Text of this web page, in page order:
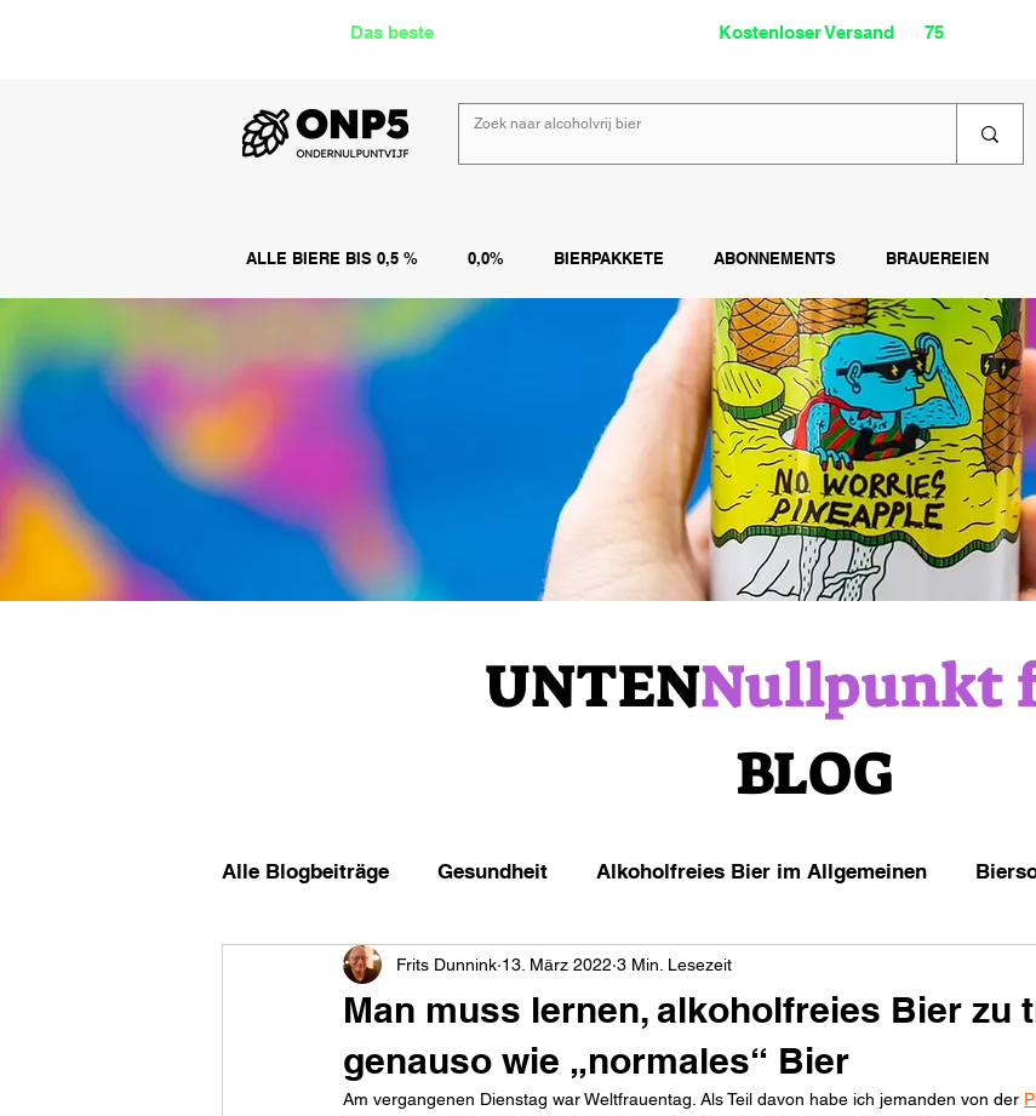
Das beste Kostenloser Versand 75
Alle Blogbeiträge Gesundheit Alkoholfreies Bier im Allgemeinen
Man muss lernen, alkoholfreies Bier zu
genauso wie „normales“ Bier
Frits Dunnink 13. März 2022 3 Min. Lesezeit
Am vergangenen Dienstag war Weltfrauentag. Als Teil davon habe ich jemanden von der
UNTENNullpunkt
BLOG
ALLE BIERE BIS 0,5 % 0,0% BIERPAKKETE ABONNEMENTS BRAUEREIEN